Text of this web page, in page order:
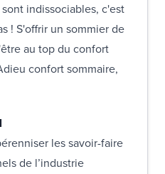
indissociables, c'est
! S'offrir un sommier de
au top du confort
confort sommaire,
les savoir-faire
de l’industrie